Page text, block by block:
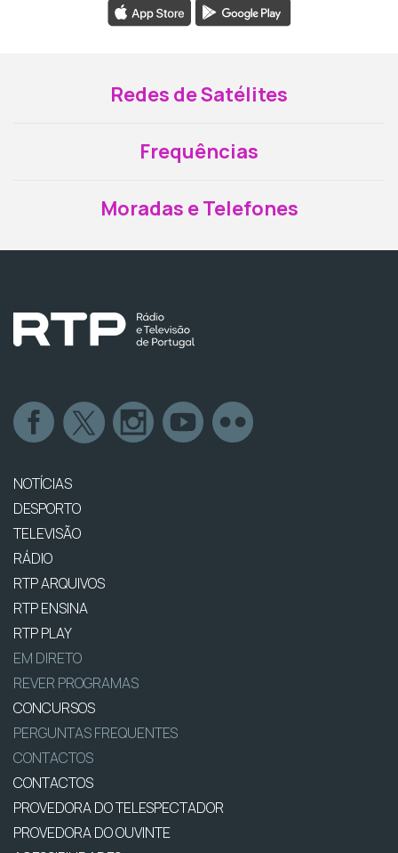
Redes de Satélites
Frequências
Moradas e Telefones
NOTÍCIAS
DESPORTO
TELEVISÃO
RÁDIO
RTP ARQUIVOS
RTP ENSINA
RTP PLAY
EM DIRETO
REVER PROGRAMAS
CONCURSOS
PERGUNTAS FREQUENTES
CONTACTOS
CONTACTOS
PROVEDORA DO TELESPECTADOR
PROVEDORA DO OUVINTE